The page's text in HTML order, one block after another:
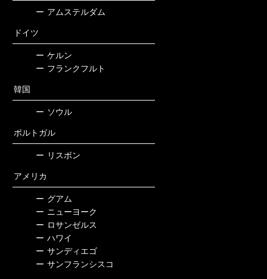
ー アムステルダム
ドイツ
ー ケルン
ー フランクフルト
韓国
ー ソウル
ポルトガル
ー リスボン
アメリカ
ー グアム
ー ニューヨーク
ー ロサンゼルス
ー ハワイ
ー サンディエゴ
ー サンフランシスコ